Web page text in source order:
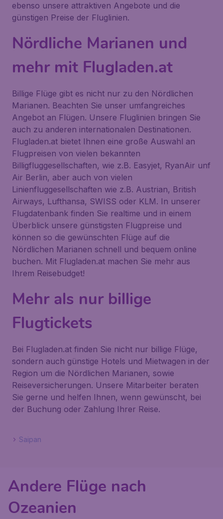
ebenso unsere attraktiven Angebote und die
günstigen Preise der Fluglinien.
Nördliche Marianen und
mehr mit Flugladen.at
Billige Flüge gibt es nicht nur zu den Nördlichen
Marianen. Beachten Sie unser umfangreiches
Angebot an Flügen. Unsere Fluglinien bringen Sie
auch zu anderen internationalen Destinationen.
Flugladen.at bietet Ihnen eine große Auswahl an
Flugpreisen von vielen bekannten
Billigfluggesellschaften, wie z.B. Easyjet, RyanAir unf
Air Berlin, aber auch von vielen
Linienfluggesellschaften wie z.B. Austrian, British
Airways, Lufthansa, SWISS oder KLM. In unserer
Flugdatenbank finden Sie realtime und in einem
Überblick unsere günstigsten Flugpreise und
können so die gewünschten Flüge auf die
Nördlichen Marianen schnell und bequem online
buchen. Mit Flugladen.at machen Sie mehr aus
Ihrem Reisebudget!
Mehr als nur billige
Flugtickets
Bei Flugladen.at finden Sie nicht nur billige Flüge,
sondern auch günstige Hotels und Mietwagen in der
Region um die Nördlichen Marianen, sowie
Reiseversicherungen. Unsere Mitarbeiter beraten
Sie gerne und helfen Ihnen, wenn gewünscht, bei
der Buchung oder Zahlung Ihrer Reise.
Saipan
Andere Flüge nach
Ozeanien